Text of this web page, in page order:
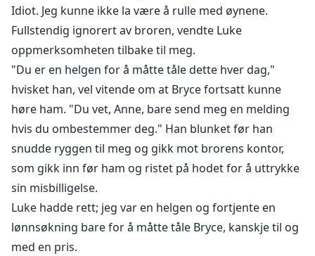
Idiot. Jeg kunne ikke la være å rulle med øynene.
Fullstendig ignorert av broren, vendte Luke
oppmerksomheten tilbake til meg.
"Du er en helgen for å måtte tåle dette hver dag,"
hvisket han, vel vitende om at Bryce fortsatt kunne
høre ham. "Du vet, Anne, bare send meg en melding
hvis du ombestemmer deg." Han blunket før han
snudde ryggen til meg og gikk mot brorens kontor,
som gikk inn før ham og ristet på hodet for å uttrykke
sin misbilligelse.
Luke hadde rett; jeg var en helgen og fortjente en
lønnsøkning bare for å måtte tåle Bryce, kanskje til og
med en pris.